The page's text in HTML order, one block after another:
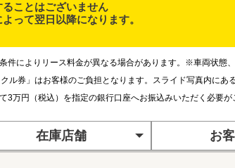
ことはございません
って翌日以降になります。
によりリース料金が異なる場合があります。※車両状態
券」はお客様のご負担となります。スライド写真内にあ
万円（税込）を指定の銀行口座へお振込みいただく必要が
在庫店舗 お